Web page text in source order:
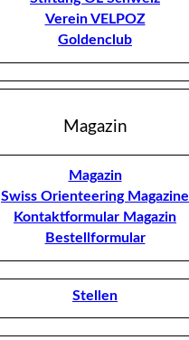
Verein VELPOZ
Goldenclub
Magazin
Magazin
Swiss Orienteering Magazine
Kontaktformular Magazin
Bestellformular
Stellen